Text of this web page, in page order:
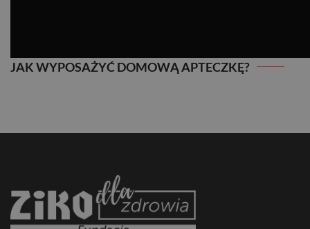
JAK WYPOSAŻYĆ DOMOWĄ APTECZKĘ?